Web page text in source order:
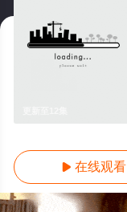
 在线观看